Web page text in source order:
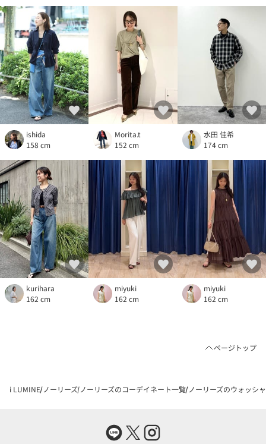
ishida
158 cm
Morita.t
152 cm
水田 佳希
174 cm
kurihara
162 cm
miyuki
162 cm
miyuki
162 cm
ページトップ
i LUMINE ノーリーズ ノーリーズのコーデイネート一覧 ノーリーズのウォッシ